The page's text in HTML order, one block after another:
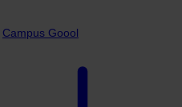
Campus Goool